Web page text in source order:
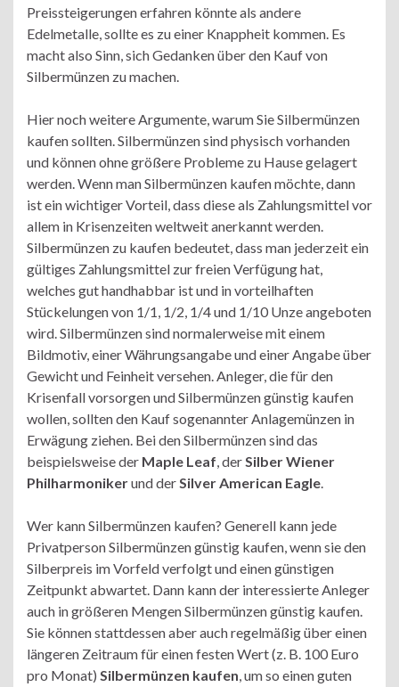
Preissteigerungen erfahren könnte als andere
Edelmetalle, sollte es zu einer Knappheit kommen. Es
macht also Sinn, sich Gedanken über den Kauf von
Silbermünzen zu machen.
Hier noch weitere Argumente, warum Sie Silbermünzen
kaufen sollten. Silbermünzen sind physisch vorhanden
und können ohne größere Probleme zu Hause gelagert
werden. Wenn man Silbermünzen kaufen möchte, dann
ist ein wichtiger Vorteil, dass diese als Zahlungsmittel vor
allem in Krisenzeiten weltweit anerkannt werden.
Silbermünzen zu kaufen bedeutet, dass man jederzeit ein
gültiges Zahlungsmittel zur freien Verfügung hat,
welches gut handhabbar ist und in vorteilhaften
Stückelungen von 1/1, 1/2, 1/4 und 1/10 Unze angeboten
wird. Silbermünzen sind normalerweise mit einem
Bildmotiv, einer Währungsangabe und einer Angabe über
Gewicht und Feinheit versehen. Anleger, die für den
Krisenfall vorsorgen und Silbermünzen günstig kaufen
wollen, sollten den Kauf sogenannter Anlagemünzen in
Erwägung ziehen. Bei den Silbermünzen sind das
beispielsweise der Maple Leaf, derSilber Wiener
Philharmonikerund derSilver American Eagle.
Wer kann Silbermünzen kaufen? Generell kann jede
Privatperson Silbermünzen günstig kaufen, wenn sie den
Silberpreis im Vorfeld verfolgt und einen günstigen
Zeitpunkt abwartet. Dann kann der interessierte Anleger
auch in größeren Mengen Silbermünzen günstig kaufen.
Sie können stattdessen aber auch regelmäßig über einen
längeren Zeitraum für einen festen Wert (z. B. 100 Euro
pro Monat) Silbermünzen kaufen, um so einen guten